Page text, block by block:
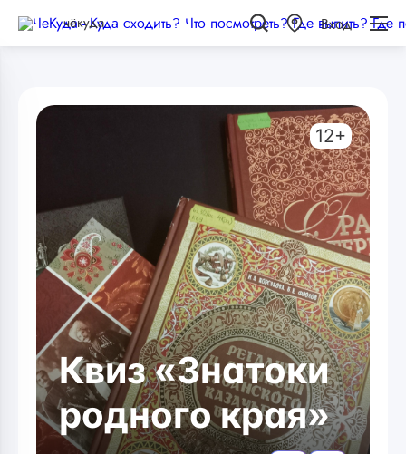
чёкуда Вход
Квиз «Знатоки
родного края»
12+